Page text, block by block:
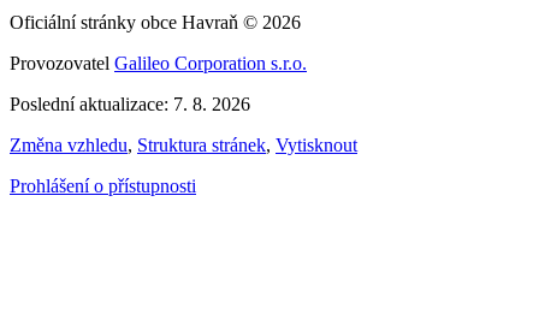
Oficiální stránky obce Havraň © 2026
Provozovatel Galileo Corporation s.r.o.
Poslední aktualizace: 7. 8. 2026
Změna vzhledu, Struktura stránek, Vytisknout
Prohlášení o přístupnosti